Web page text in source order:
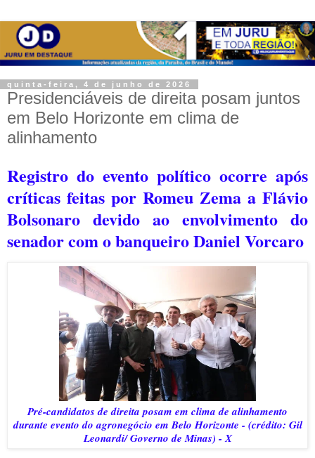
quinta-feira, 4 de junho de 2026
Presidenciáveis de direita posam juntos
em Belo Horizonte em clima de
alinhamento
Registro do evento político ocorre após
críticas feitas por Romeu Zema a Flávio
Bolsonaro devido ao envolvimento do
senador com o banqueiro Daniel Vorcaro
Pré-candidatos de direita posam em clima de alinhamento
durante evento do agronegócio em Belo Horizonte - (crédito: Gil
Leonardi/ Governo de Minas) - X